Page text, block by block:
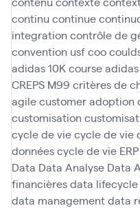
continu continue
integration contrôle de
convention usfcoo
adidas 10K course
CREPS M99 critères de
agilecustomer adoption
customisation
cycle de viecycle de vie
donnéescycle de vie ERP
Data Data Analyse Data
financièresdata lifecycle
data managementdata